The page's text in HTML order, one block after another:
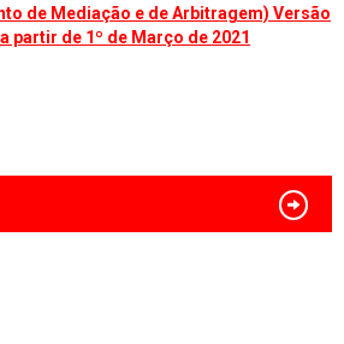
de Mediação e de Arbitragem) Versão
partir de 1º de Março de 2021